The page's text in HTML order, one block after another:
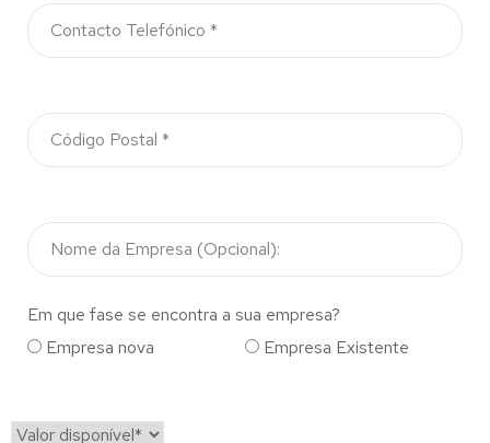
Em que fase se encontra a sua empresa?
Empresa nova
Empresa Existente